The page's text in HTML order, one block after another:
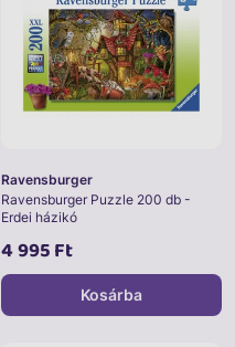
Ravensburger
Ravensburger Puzzle 200 db -
Erdei házikó
4 995 Ft
Kosárba